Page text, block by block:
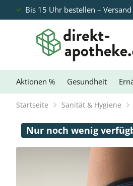
Bis 15 Uhr bestellen –
Aktionen % Gesundheit
Startseite Sanität & Hygiene
Nur noch wenig